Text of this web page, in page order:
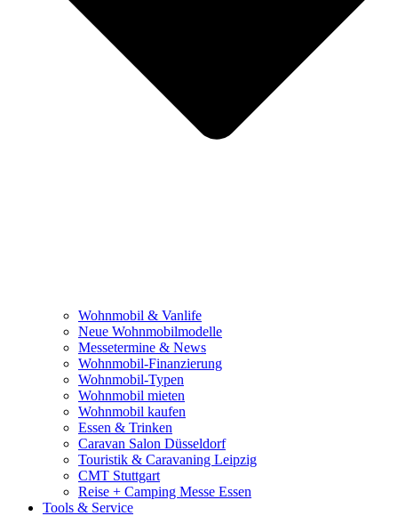
Wohnmobil & Vanlife
Neue Wohnmobilmodelle
Messetermine & News
Wohnmobil-Finanzierung
Wohnmobil-Typen
Wohnmobil mieten
Wohnmobil kaufen
Essen & Trinken
Caravan Salon Düsseldorf
Touristik & Caravaning Leipzig
CMT Stuttgart
Reise + Camping Messe Essen
Tools & Service